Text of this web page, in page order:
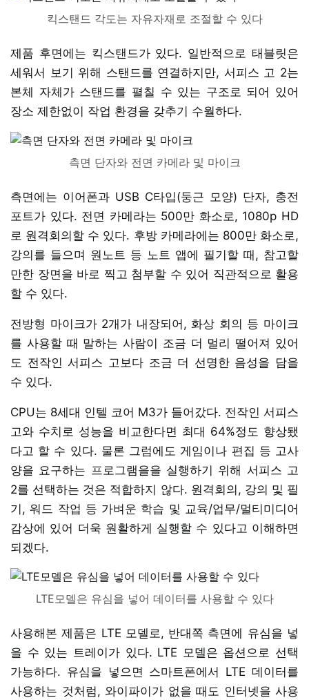
킥스탠드 각도는 자유자재로 조절할 수 있다
제품 후면에는 킥스탠드가 있다. 일반적으로 태블릿은
세워서 보기 위해 스탠드를 연결하지만, 서피스 고 2는
본체 자체가 스탠드를 펼칠 수 있는 구조로 되어 있어
장소 제한없이 작업 환경을 갖추기 수월하다.
측면 단자와 전면 카메라 및 마이크
측면에는 이어폰과 USB C타입(둥근 모양) 단자, 충전
포트가 있다. 전면 카메라는 500만 화소로, 1080p HD
로 원격회의할 수 있다. 후방 카메라에는 800만 화소로,
강의를 들으며 원노트 등 노트 앱에 필기할 때, 참고할
만한 장면을 바로 찍고 첨부할 수 있어 직관적으로 활용
할 수 있다.
전방형 마이크가 2개가 내장되어, 화상 회의 등 마이크
를 사용할 때 말하는 사람이 조금 더 멀리 떨어져 있어
도 전작인 서피스 고보다 조금 더 선명한 음성을 담을
수 있다.
CPU는 8세대 인텔 코어 M3가 들어갔다. 전작인 서피스
고와 수치로 성능을 비교한다면 최대 64%정도 향상됐
다고 할 수 있다. 물론 그럼에도 게임이나 편집 등 고사
양을 요구하는 프로그램을을 실행하기 위해 서피스 고
2를 선택하는 것은 적합하지 않다. 원격회의, 강의 및 필
기, 워드 작업 등 가벼운 학습 및 교육/업무/멀티미디어
감상에 있어 더욱 원활하게 실행할 수 있다고 이해하면
되겠다.
LTE모델은 유심을 넣어 데이터를 사용할 수 있다
사용해본 제품은 LTE 모델로, 반대쪽 측면에 유심을 넣
을 수 있는 트레이가 있다. LTE 모델은 옵션으로 선택
가능하다. 유심을 넣으면 스마트폰에서 LTE 데이터를
사용하는 것처럼, 와이파이가 없을 때도 인터넷을 사용